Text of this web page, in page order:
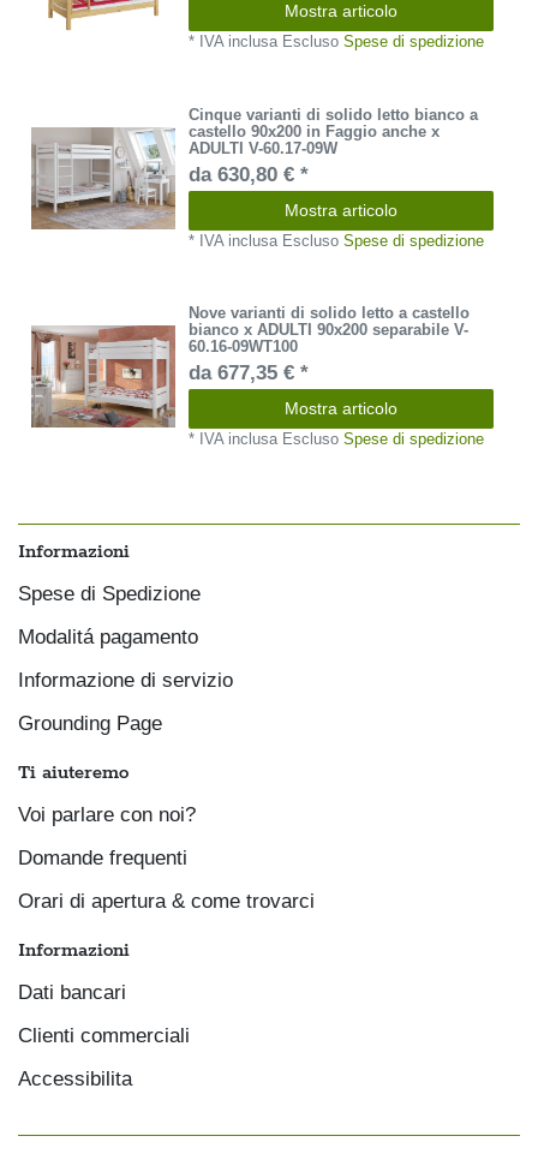
Mostra articolo
* IVA inclusaEsclusoSpese di spedizione
Cinque varianti di solido letto bianco a
castello 90x200 in Faggio anche x
ADULTI V-60.17-09W
da 630,80 € *
Mostra articolo
* IVA inclusa EsclusoSpese di spedizione
Nove varianti di solido letto a castello
bianco x ADULTI 90x200 separabile V-
60.16-09WT100
da 677,35 € *
Mostra articolo
* IVA inclusa EsclusoSpese di spedizione
Informazioni
Spese di Spedizione
Modalitá pagamento
Informazione di servizio
Grounding Page
Ti aiuteremo
Voi parlare con noi?
Domande frequenti
Orari di apertura & come trovarci
Informazioni
Dati bancari
Clienti commerciali
Accessibilita